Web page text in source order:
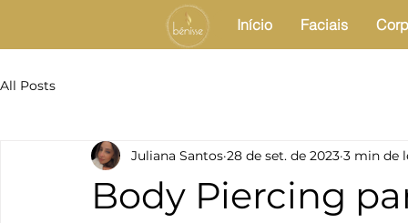
Início Faciais
All Posts
Body Piercing
Juliana Santos 28 de set. de 2023 3 min de